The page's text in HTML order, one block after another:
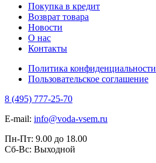
Покупка в кредит
Возврат товара
Новости
О нас
Контакты
Политика конфиденциальности
Пользовательское соглашение
8 (495) 777-25-70
E-mail: info@voda-vsem.ru
Пн-Пт: 9.00 до 18.00
Сб-Вс: Выходной